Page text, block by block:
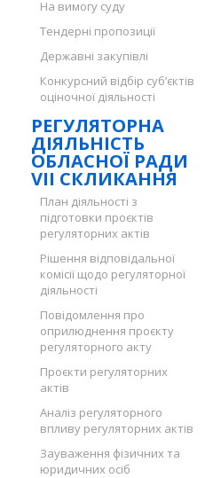
На вимогу суду
Тендерні пропозиції
Державні закупівлі
Конкурсний відбір суб’єктів
оціночної діяльності
РЕГУЛЯТОРНА
ДІЯЛЬНІСТЬ
ОБЛАСНОЇ РАДИ
VII СКЛИКАННЯ
План діяльності з
підготовки проєктів
регуляторних актів
Рішення відповідальної
комісії щодо регуляторної
діяльності
Повідомлення про
оприлюднення проєкту
регуляторного акту
Проєкти регуляторних
актів
Аналіз регуляторного
впливу регуляторних актів
Зауваження фізичних та
юридичних осіб